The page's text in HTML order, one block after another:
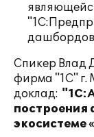
Спикер Влад
фирма "1С" г.
доклад:
построения
экосистеме